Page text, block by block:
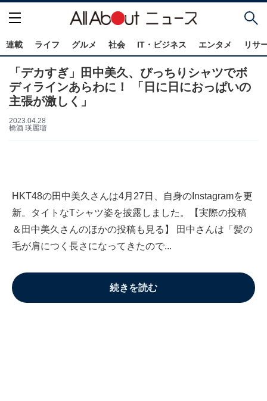
連載 ライフ グルメ 社会 IT・ビジネス エンタメ リサ
「デカすぎ」田中美久、ぴっちりシャツでボ
ディラインあらわに！ 「日に日におっぱいの
主張が激しく」
2023.04.28
橋酒 瑛麗瑠
HKT48の田中美久さんは4月27日、自身のInstagramを更
新。タイトなTシャツ姿を披露しました。【実際の投稿
＆田中美久さんのほかの投稿も見る】 田中さんは「髪の
毛が肩につく長さになってきたので...
続きを読む